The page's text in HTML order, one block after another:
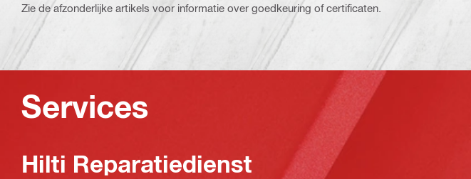
Zie de afzonderlijke artikels voor informatie over goedkeuring of certificaten.
Services
Hilti Reparatiedienst